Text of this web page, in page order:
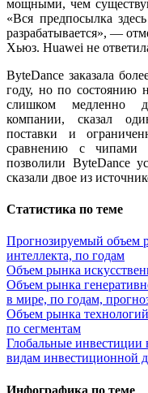
мощными, чем
«Вся предпосылка
разрабатывается», —
Хьюз. Huawei не
ByteDance заказала
году, но по состоянию
слишком медленно
компании, сказал
поставки и
сравнению с
позволили ByteDance
сказали двое из
Статистика по теме
Прогнозируемый объем
интеллекта, по годам
Объем рынка
Объем рынка
в мире, по годам,
Объем рынка
по сегментам
Глобальные инвестиции
видам инвестиционной
Инфографика по теме